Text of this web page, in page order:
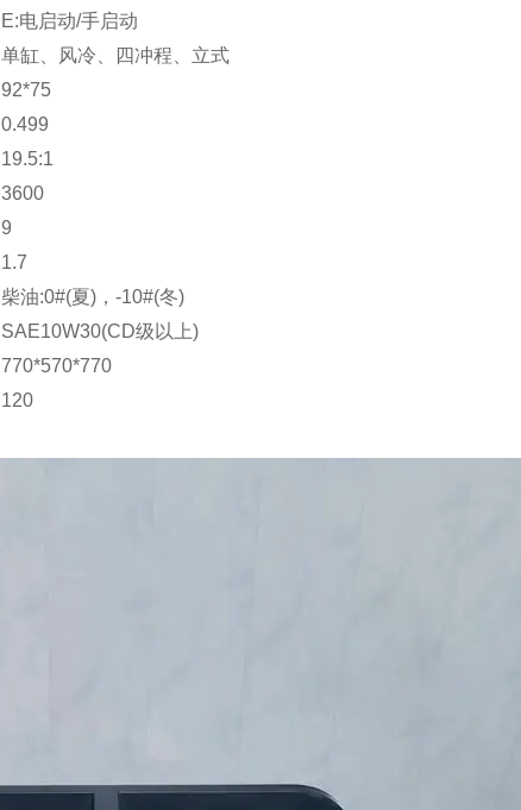
E:电启动/手启动
单缸、风冷、四冲程、立式
92*75
0.499
19.5:1
3600
9
1.7
柴油:0#(夏)，-10#(冬)
SAE10W30(CD级以上)
770*570*770
120